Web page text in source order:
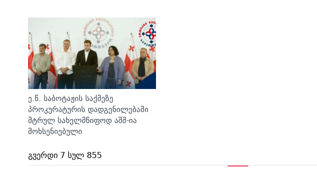
ე.წ. საბოტაჟის საქმეზე
პროკურატურის დადგენილებაში
მტრულ სახელმწიფოდ აშშ-ია
მოხსენიებული
გვერდი 7 სულ 855